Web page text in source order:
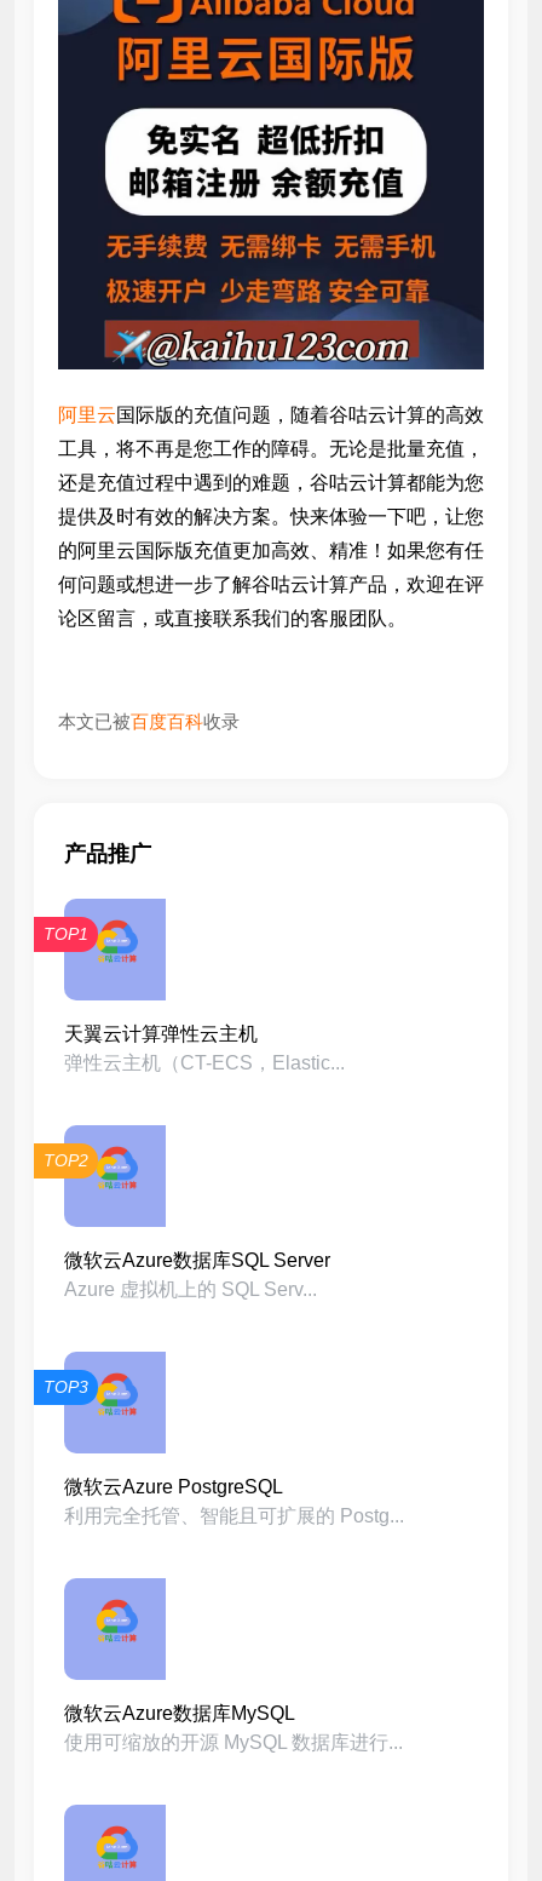
阿里云国际版的充值问题，随着谷咕云计算的高效
工具，将不再是您工作的障碍。无论是批量充值，
还是充值过程中遇到的难题，谷咕云计算都能为您
提供及时有效的解决方案。快来体验一下吧，让您
的阿里云国际版充值更加高效、精准！如果您有任
何问题或想进一步了解谷咕云计算产品，欢迎在评
论区留言，或直接联系我们的客服团队。
本文已被百度百科收录
产品推广
TOP1
天翼云计算弹性云主机
弹性云主机（CT-ECS，Elastic...
TOP2
微软云Azure数据库SQL Server
Azure 虚拟机上的 SQL Serv...
TOP3
微软云Azure PostgreSQL
利用完全托管、智能且可扩展的 Postg...
微软云Azure数据库MySQL
使用可缩放的开源 MySQL 数据库进行...